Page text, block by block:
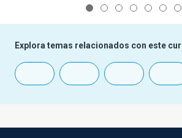
Explora temas relacionados con este